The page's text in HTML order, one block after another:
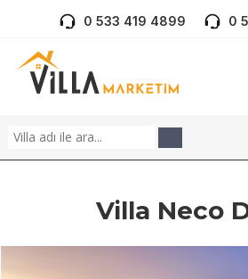
0 533 419 4899 0
Villa Neco